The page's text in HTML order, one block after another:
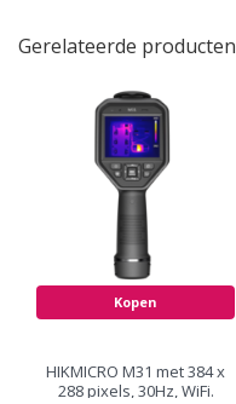
Gerelateerde producten
Kopen
HIKMICRO M31 met 384 x
288 pixels, 30Hz, WiFi.